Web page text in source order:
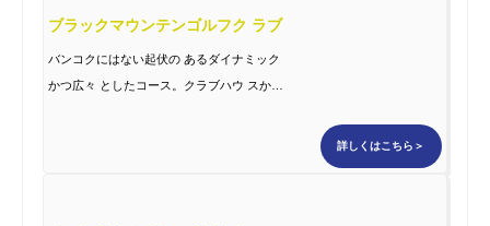
ブラックマウンテンゴルフク ラブ
バンコクにはない起伏の あるダイナミック
かつ広々 としたコース。クラブハウ スから
詳しくはこちら＞